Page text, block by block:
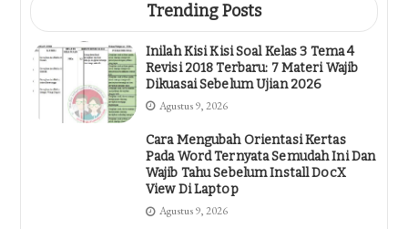
Trending Posts
Inilah Kisi Kisi Soal Kelas 3 Tema 4
Revisi 2018 Terbaru: 7 Materi Wajib
Dikuasai Sebelum Ujian 2026
Agustus 9, 2026
Cara Mengubah Orientasi Kertas
Pada Word Ternyata Semudah Ini Dan
Wajib Tahu Sebelum Install DocX
View Di Laptop
Agustus 9, 2026